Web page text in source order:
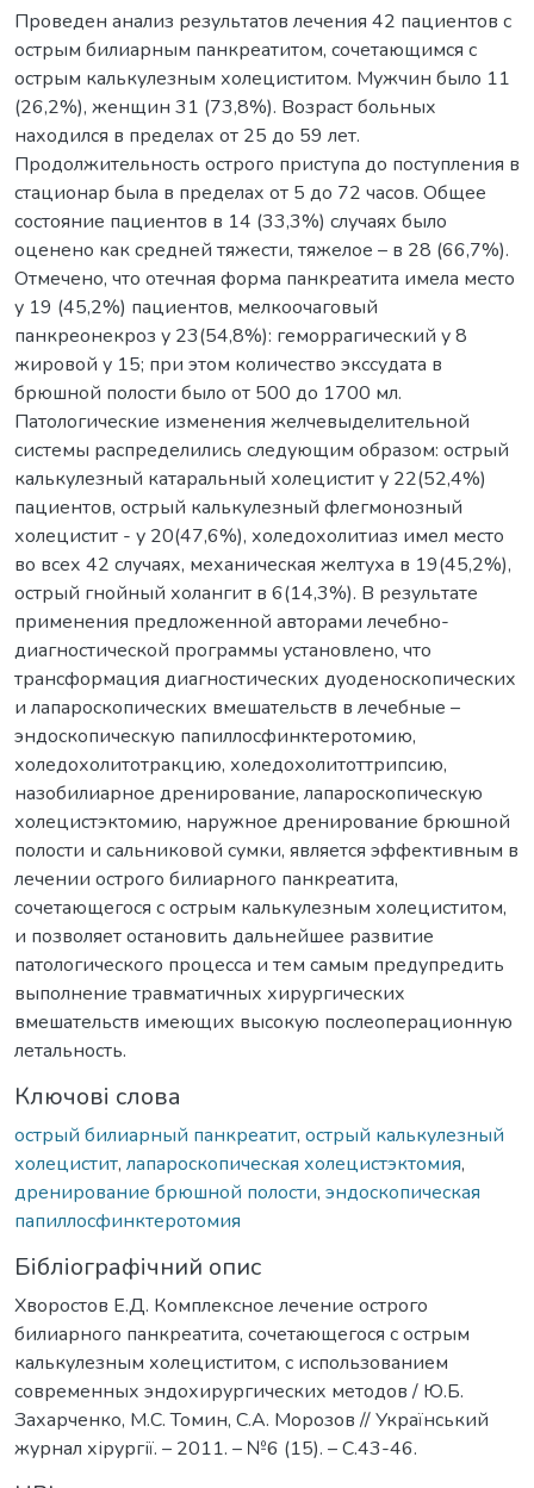
Проведен анализ результатов лечения 42 пациентов с
острым билиарным панкреатитом, сочетающимся с
острым калькулезным холециститом. Мужчин было 11
(26,2%), женщин 31 (73,8%). Возраст больных
находился в пределах от 25 до 59 лет.
Продолжительность острого приступа до поступления в
стационар была в пределах от 5 до 72 часов. Общее
состояние пациентов в 14 (33,3%) случаях было
оценено как средней тяжести, тяжелое – в 28 (66,7%).
Отмечено, что отечная форма панкреатита имела место
у 19 (45,2%) пациентов, мелкоочаговый
панкреонекроз у 23(54,8%): геморрагический у 8
жировой у 15; при этом количество экссудата в
брюшной полости было от 500 до 1700 мл.
Патологические изменения желчевыделительной
системы распределились следующим образом: острый
калькулезный катаральный холецистит у 22(52,4%)
пациентов, острый калькулезный флегмонозный
холецистит - у 20(47,6%), холедохолитиаз имел место
во всех 42 случаях, механическая желтуха в 19(45,2%),
острый гнойный холангит в 6(14,3%). В результате
применения предложенной авторами лечебно-
диагностической программы установлено, что
трансформация диагностических дуоденоскопических
и лапароскопических вмешательств в лечебные –
эндоскопическую папиллосфинктеротомию,
холедохолитотракцию, холедохолитоттрипсию,
назобилиарное дренирование, лапароскопическую
холецистэктомию, наружное дренирование брюшной
полости и сальниковой сумки, является эффективным в
лечении острого билиарного панкреатита,
сочетающегося с острым калькулезным холециститом,
и позволяет остановить дальнейшее развитие
патологического процесса и тем самым предупредить
выполнение травматичных хирургических
вмешательств имеющих высокую послеоперационную
летальность.
Ключові слова
острый билиарный панкреатит, острый калькулезный
холецистит, лапароскопическая холецистэктомия,
дренирование брюшной полости, эндоскопическая
папиллосфинктеротомия
Бібліографічний опис
Хворостов Е.Д. Комплексное лечение острого
билиарного панкреатита, сочетающегося с острым
калькулезным холециститом, с использованием
современных эндохирургических методов / Ю.Б.
Захарченко, М.С. Томин, С.А. Морозов // Український
журнал хірургії. – 2011. – №6 (15). – С.43-46.